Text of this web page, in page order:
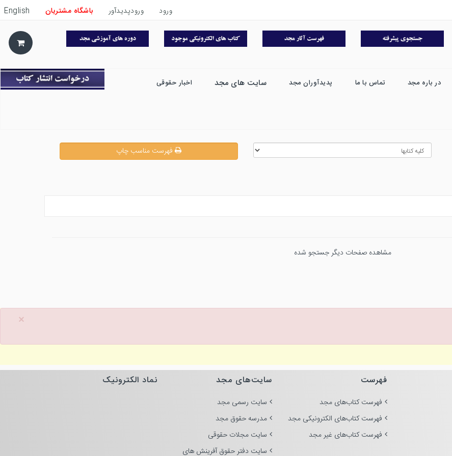
ورود ورودپدیدآور باشگاه مشتریان English
در باره مجد تماس با ما پدیدآوران مجد سایت های مجد اخبار حقوقی
فهرست مناسب چاپ
مشاهده صفحات دیگر جستجو شده
×
فهرست
فهرست کتاب‌های مجد
فهرست کتاب‌های الکترونیکی مجد
فهرست کتاب‌های غیر مجد
سایت‌های مجد
سایت رسمی مجد
مدرسه حقوق مجد
سایت مجلات حقوقی
سایت دفتر حقوق آفرینش های
نماد الکترونیک